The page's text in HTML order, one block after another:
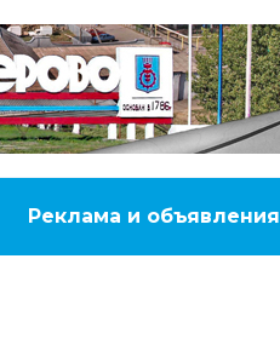
Реклама и объявления